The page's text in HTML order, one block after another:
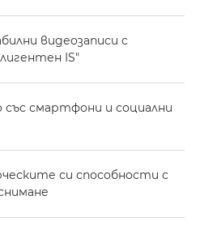
видеозаписи с
IS"
със смартфони и социални
си способности с